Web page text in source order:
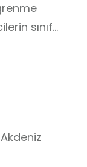
sınıf
ve